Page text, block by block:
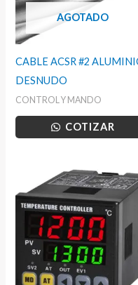
AGOTADO
CABLE ACSR #2
DESNUDO
CONTROL Y MANDO
COTIZAR